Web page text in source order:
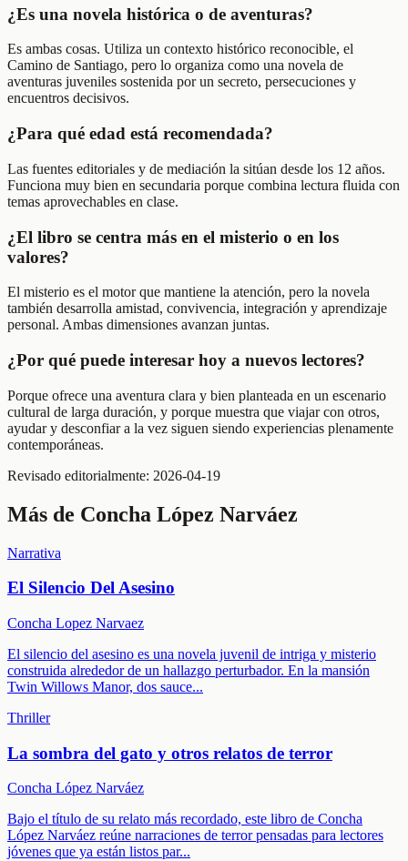
¿Es una novela histórica o de aventuras?
Es ambas cosas. Utiliza un contexto histórico reconocible, el
Camino de Santiago, pero lo organiza como una novela de
aventuras juveniles sostenida por un secreto, persecuciones y
encuentros decisivos.
¿Para qué edad está recomendada?
Las fuentes editoriales y de mediación la sitúan desde los 12 años.
Funciona muy bien en secundaria porque combina lectura fluida con
temas aprovechables en clase.
¿El libro se centra más en el misterio o en los
valores?
El misterio es el motor que mantiene la atención, pero la novela
también desarrolla amistad, convivencia, integración y aprendizaje
personal. Ambas dimensiones avanzan juntas.
¿Por qué puede interesar hoy a nuevos lectores?
Porque ofrece una aventura clara y bien planteada en un escenario
cultural de larga duración, y porque muestra que viajar con otros,
ayudar y desconfiar a la vez siguen siendo experiencias plenamente
contemporáneas.
Revisado editorialmente: 2026-04-19
Más de Concha López Narváez
Narrativa
El Silencio Del Asesino
Concha Lopez Narvaez
El silencio del asesino es una novela juvenil de intriga y misterio
construida alrededor de un hallazgo perturbador. En la mansión
Twin Willows Manor, dos sauce...
Thriller
La sombra del gato y otros relatos de terror
Concha López Narváez
Bajo el título de su relato más recordado, este libro de Concha
López Narváez reúne narraciones de terror pensadas para lectores
jóvenes que ya están listos par...